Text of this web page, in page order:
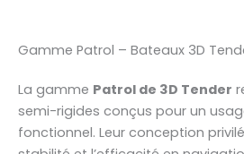
Gamme Patrol – Bateaux 3D
La gamme Patrol de 3D Tender
semi-rigides conçus pour un
fonctionnel. Leur conception